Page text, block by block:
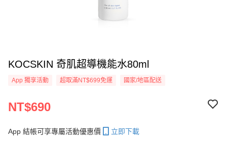
KOCSKIN 奇肌超導機能水80ml
App 獨享活動 超取滿NT$699免運 國家/地區配送
NT$690
App 結帳可享專屬活動優惠價 立即下載